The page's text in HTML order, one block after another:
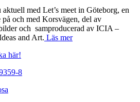
med Let’s meet in Göteborg, en
och med Korsvägen, del av
och samproducerad av ICIA –
and Art. Läs mer